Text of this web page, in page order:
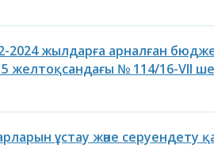
2024 жылдарға арналған
желтоқсандағы № 114/16-VIІ
ұстау және серуендету